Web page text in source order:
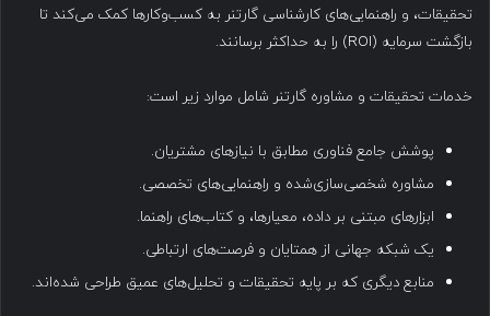
تحقیقات، و راهنمایی‌های کارشناسی گارتنر به کسب‌وکارها کمک می‌کند تا
بازگشت سرمایه (ROI) را به حداکثر برسانند.
خدمات تحقیقات و مشاوره گارتنر شامل موارد زیر است:
پوشش جامع فناوری مطابق با نیازهای مشتریان.
مشاوره شخصی‌سازی‌شده و راهنمایی‌های تخصصی.
ابزارهای مبتنی بر داده، معیارها، و کتاب‌های راهنما.
یک شبکه جهانی از همتایان و فرصت‌های ارتباطی.
منابع دیگری که بر پایه تحقیقات و تحلیل‌های عمیق طراحی شده‌اند.